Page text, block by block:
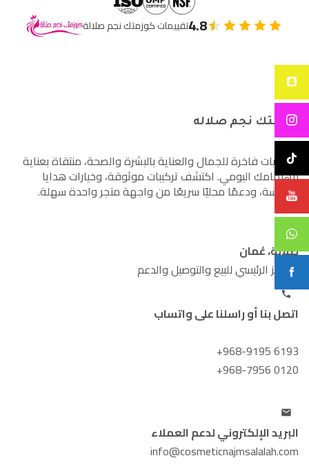
4.8تقييمات كوزمتك نجم صلالة
كوزمتك نجم صلاله
أساسيات فاخرة للجمال والعناية بالبشرة والصحة، منتقاة بعناية
لاهتمامك اليومي. اكتشف تركيبات موثوقة، وخيارات هدايا
مدروسة، ودعمًا محليًا سريعًا من واجهة متجر واحدة سهلة.
صلالة، عُمان
المركز الرئيسي للبيع والتوصيل والدعم
اتصل بنا أو راسلنا على واتساب
+968-9195 6193
+968-7956 0120
البريد الإلكتروني لدعم العملاء
info@cosmeticnajmsalalah.com